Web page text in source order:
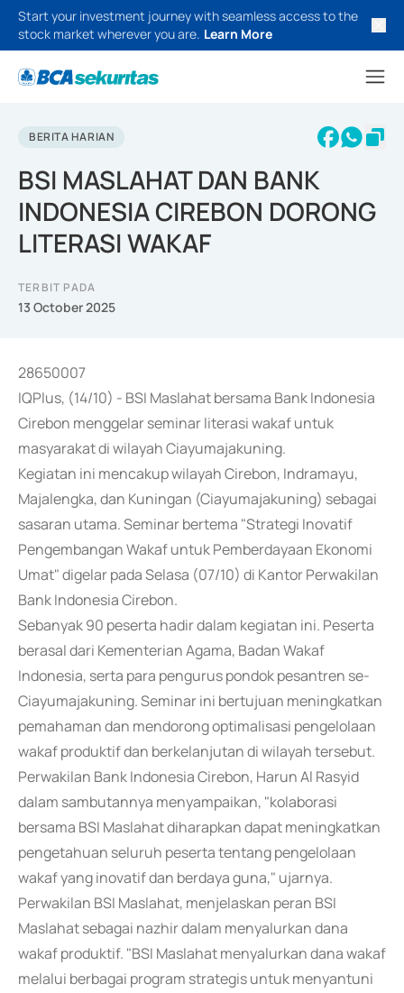
Start your investment journey with seamless access to the
stock market wherever you are. Learn More
BERITA HARIAN
BSI MASLAHAT DAN BANK
INDONESIA CIREBON DORONG
LITERASI WAKAF
TERBIT PADA
13 October 2025
28650007
IQPlus, (14/10) - BSI Maslahat bersama Bank Indonesia
Cirebon menggelar seminar literasi wakaf untuk
masyarakat di wilayah Ciayumajakuning.
Kegiatan ini mencakup wilayah Cirebon, Indramayu,
Majalengka, dan Kuningan (Ciayumajakuning) sebagai
sasaran utama. Seminar bertema "Strategi Inovatif
Pengembangan Wakaf untuk Pemberdayaan Ekonomi
Umat" digelar pada Selasa (07/10) di Kantor Perwakilan
Bank Indonesia Cirebon.
Sebanyak 90 peserta hadir dalam kegiatan ini. Peserta
berasal dari Kementerian Agama, Badan Wakaf
Indonesia, serta para pengurus pondok pesantren se-
Ciayumajakuning. Seminar ini bertujuan meningkatkan
pemahaman dan mendorong optimalisasi pengelolaan
wakaf produktif dan berkelanjutan di wilayah tersebut.
Perwakilan Bank Indonesia Cirebon, Harun Al Rasyid
dalam sambutannya menyampaikan, "kolaborasi
bersama BSI Maslahat diharapkan dapat meningkatkan
pengetahuan seluruh peserta tentang pengelolaan
wakaf yang inovatif dan berdaya guna," ujarnya.
Perwakilan BSI Maslahat, menjelaskan peran BSI
Maslahat sebagai nazhir dalam menyalurkan dana
wakaf produktif. "BSI Maslahat menyalurkan dana wakaf
melalui berbagai program strategis untuk menyantuni